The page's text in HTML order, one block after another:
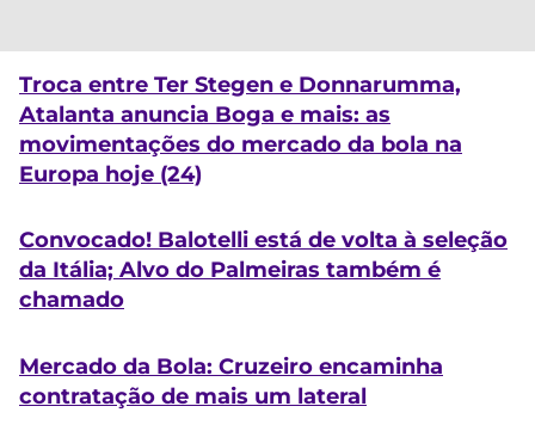
Troca entre Ter Stegen e Donnarumma,
Atalanta anuncia Boga e mais: as
movimentações do mercado da bola na
Europa hoje (24)
Convocado! Balotelli está de volta à seleção
da Itália; Alvo do Palmeiras também é
chamado
Mercado da Bola: Cruzeiro encaminha
contratação de mais um lateral